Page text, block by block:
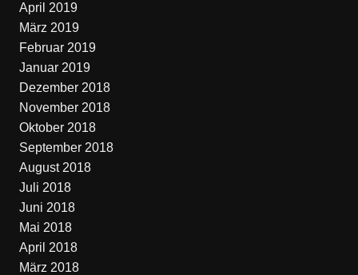
April 2019
März 2019
Februar 2019
Januar 2019
Dezember 2018
November 2018
Oktober 2018
September 2018
August 2018
Juli 2018
Juni 2018
Mai 2018
April 2018
März 2018